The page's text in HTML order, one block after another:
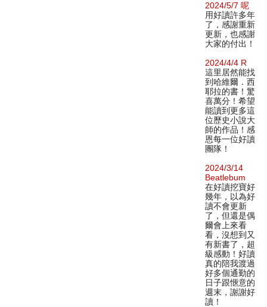
2024/5/7 呢
用好讀許多年
了，感謝重新
更新，也感謝
大家的付出！
2024/4/4 R
這里居然能找
到哈維爾．西
耶拉的書！驚
喜萬分！希望
能讀到更多這
位歷史小說大
師的作品！感
恩每一位好讀
團隊！
2024/3/14
Beatlebum
在好讀挖寶好
幾年，以為好
讀不會更新
了，但還是偶
爾會上來看
看，沒想到又
有新書了，超
級感動！好讀
真的陪我渡過
好多個通勤的
日子跟愜意的
週末，謝謝好
讀！